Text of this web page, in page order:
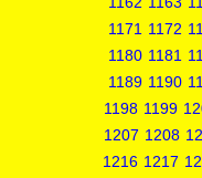
1171 1172
1180 1181
1189 1190
1198 1199
1207 1208
1216 1217